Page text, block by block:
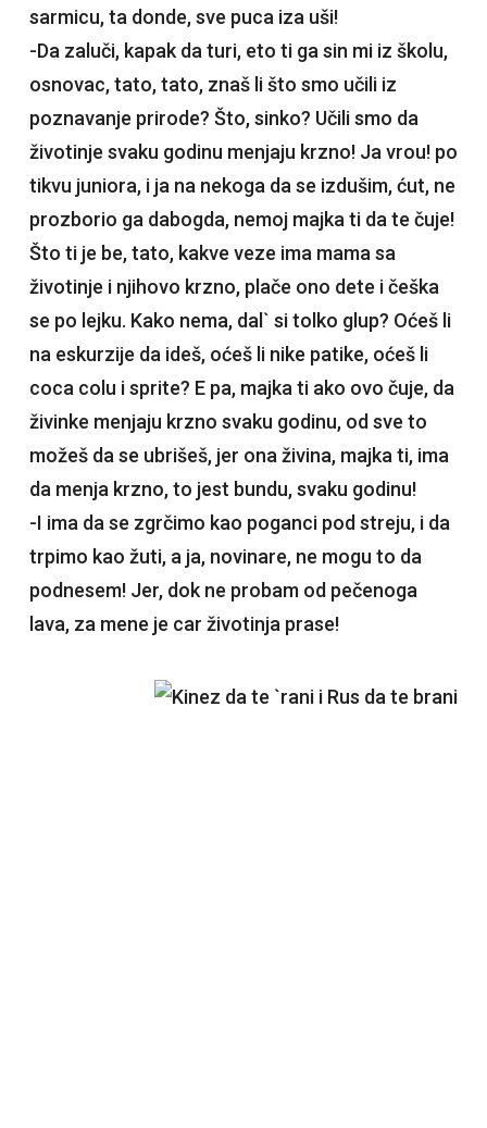
sarmicu, ta donde, sve puca iza uši!
-Da zaluči, kapak da turi, eto ti ga sin mi iz školu,
osnovac, tato, tato, znaš li što smo učili iz
poznavanje prirode? Što, sinko? Učili smo da
životinje svaku godinu menjaju krzno! Ja vrou! po
tikvu juniora, i ja na nekoga da se izdušim, ćut, ne
prozborio ga dabogda, nemoj majka ti da te čuje!
Što ti je be, tato, kakve veze ima mama sa
životinje i njihovo krzno, plače ono dete i češka
se po lejku. Kako nema, dal` si tolko glup? Oćeš li
na eskurzije da ideš, oćeš li nike patike, oćeš li
coca colu i sprite? E pa, majka ti ako ovo čuje, da
živinke menjaju krzno svaku godinu, od sve to
možeš da se ubrišeš, jer ona živina, majka ti, ima
da menja krzno, to jest bundu, svaku godinu!
-I ima da se zgrčimo kao poganci pod streju, i da
trpimo kao žuti, a ja, novinare, ne mogu to da
podnesem! Jer, dok ne probam od pečenoga
lava, za mene je car životinja prase!